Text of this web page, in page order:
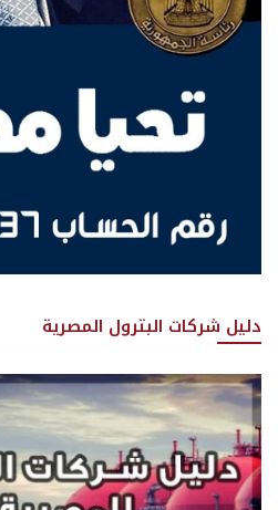
دليل شركات البترول المصرية